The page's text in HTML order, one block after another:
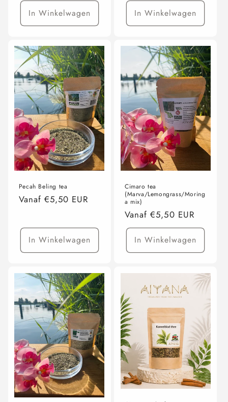
In Winkelwagen In Winkelwagen
Pecah Beling tea
Normale
Vanaf €5,50 EUR
In Winkelwagen
Cimaro tea
(Marva/Lemongrass/Moring
a mix)
Normale
prijs
Vanaf €5,50 EUR
In Winkelwagen